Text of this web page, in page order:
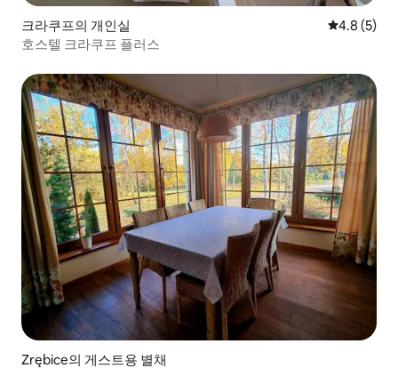
크라쿠프의 개인실 평점 4.8점
4.8 (5)
호스텔 크라쿠프 플러스
Zrębice의 게스트용 별채